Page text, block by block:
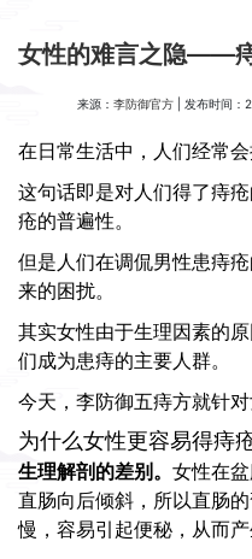
女性的难言之隐——
来源： 李防御官方| 发布时间：
在日常生活中，人们经常会
这句话即是对人们得了痔
疮的普遍性。
但是人们在调侃男性患痔
来的困扰。
其实女性由于生理因素的
们成为患痔的主要人群。
今天，李防御五痔方就针
为什么女性更容易得痔
生理解剖的差别。 女性在
直肠向后倾斜，所以直肠
慢，容易引起便秘，从而产